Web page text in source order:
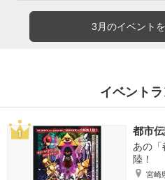
3月のイベント
イベント
都市
あの「
陸！
宮崎